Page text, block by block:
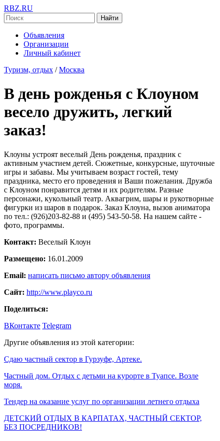
RBZ.RU
Найти
Объявления
Организации
Личный кабинет
Туризм, отдых / Москва
В день рожденья с Клоуном
весело дружить, легкий
заказ!
Клоуны устроят веселый День рожденья, праздник с
активным участием детей. Сюжетные, конкурсные, шуточные
игры и забавы. Мы учитываем возраст гостей, тему
праздника, место его проведения и Ваши пожелания. Дружба
с Клоуном понравится детям и их родителям. Разные
персонажи, кукольный театр. Аквагрим, шары и рукотворные
фигурки из шаров в подарок. Заказ Клоуна, вызов аниматора
по тел.: (926)203-82-88 и (495) 543-50-58. На нашем сайте -
фото, программы.
Контакт: Веселый Клоун
Размещено: 16.01.2009
Email: написать письмо автору объявления
Сайт: http://www.playco.ru
Поделиться:
ВКонтакте Telegram
Другие объявления из этой категории:
Сдаю частный сектор в Гурзуфе, Артеке.
Частный дом. Отдых с детьми на курорте в Туапсе. Возле
моря.
Тендер на оказание услуг по организации летнего отдыха
ДЕТСКИЙ ОТДЫХ В КАРПАТАХ, ЧАСТНЫЙ СЕКТОР,
БЕЗ ПОСРЕДНИКОВ!